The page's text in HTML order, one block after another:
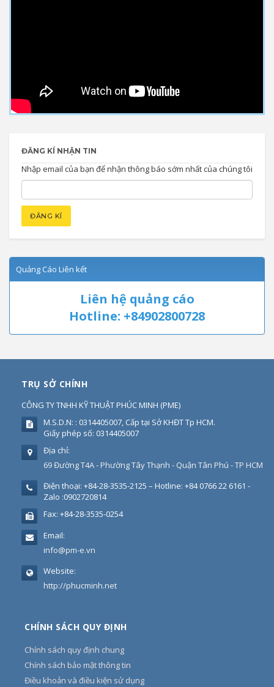
ĐĂNG KÍ NHẬN TIN
Nhập email của bạn để nhận thông báo sớm nhất của chúng tôi
Quảng Cáo Liên kết
Liên hệ quảng cáo
Hotline: +84902800728
TRỤ SỞ CHÍNH
CÔNG TY TNHH KỸ THUẬT PHÚC MINH (PME)
M.S.D.N: : 0314405007, Cấp tại Sở KHĐT Tp HCM.
Giấy phép số: 0314405007
Địa chỉ:
69 Đường T4A - Phường Tây Thạnh - Quận Tân Phú - TP HCM
Điện thoại: +84-28-3535-2125 – Hotline: +84 0766 22 6161 -
Zalo :0902720814
Fax: +84-28-3535-0254
Email:
info@pm-e.vn
Website:
http://phucminh.net
CHÍNH SÁCH QUY ĐỊNH
Chính sách quy định chung
Chính sách bảo mật thông tin
Điều khoản và điều kiện sử dụng